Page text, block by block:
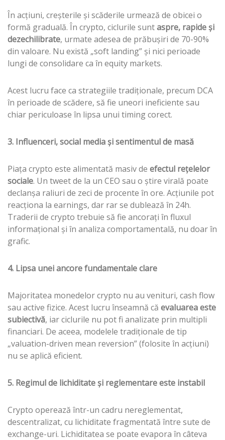
În acțiuni, creșterile și scăderile urmează de obicei o
formă graduală. În crypto, ciclurile suntaspre, rapide și
dezechilibrate, urmate adesea de prăbușiri de 70-90%
din valoare. Nu există „soft landing” și nici perioade
lungi de consolidare ca în equity markets.
Acest lucru face ca strategiile tradiționale, precum DCA
în perioade de scădere, să fie uneori ineficiente sau
chiar periculoase în lipsa unui timing corect.
3. Influenceri, social media și sentimentul de masă
Piața crypto este alimentată masiv de efectul rețelelor
sociale. Un tweet de la un CEO sau o știre virală poate
declanșa raliuri de zeci de procente în ore. Acțiunile pot
reacționa la earnings, dar rar se dublează în 24h.
Traderii de crypto trebuie să fie ancorați în fluxul
informațional și în analiza comportamentală, nu doar în
grafic.
4. Lipsa unei ancore fundamentale clare
Majoritatea monedelor crypto nu au venituri, cash flow
sau active fizice. Acest lucru înseamnă că evaluarea este
subiectivă, iar ciclurile nu pot fi analizate prin multipli
financiari. De aceea, modelele tradiționale de tip
„valuation-driven mean reversion” (folosite în acțiuni)
nu se aplică eficient.
5. Regimul de lichiditate și reglementare este instabil
Crypto operează într-un cadru nereglementat,
descentralizat, cu lichiditate fragmentată între sute de
exchange-uri. Lichiditatea se poate evapora în câteva